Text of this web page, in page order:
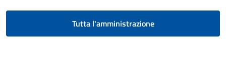
Tutta l'amministrazione